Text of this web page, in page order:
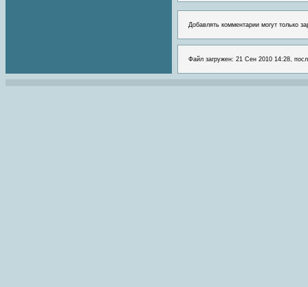
Добавлять комментарии могут только
Файл загружен: 21 Сен 2010 14:28,